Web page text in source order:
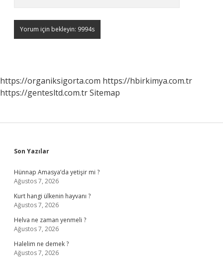
https://organiksigorta.com https://hbirkimya.com.tr
https://gentesltd.com.trSitemap
Sidebar
Son Yazılar
Hünnap Amasya’da yetişir mi ?
Ağustos 7, 2026
Kurt hangi ülkenin hayvanı ?
Ağustos 7, 2026
Helva ne zaman yenmeli ?
Ağustos 7, 2026
Halelim ne demek ?
Ağustos 7, 2026